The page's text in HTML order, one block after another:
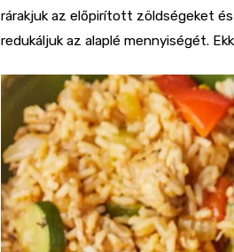
rárakjuk az előpirított zöldségeket
redukáljuk az alaplé mennyiségét.